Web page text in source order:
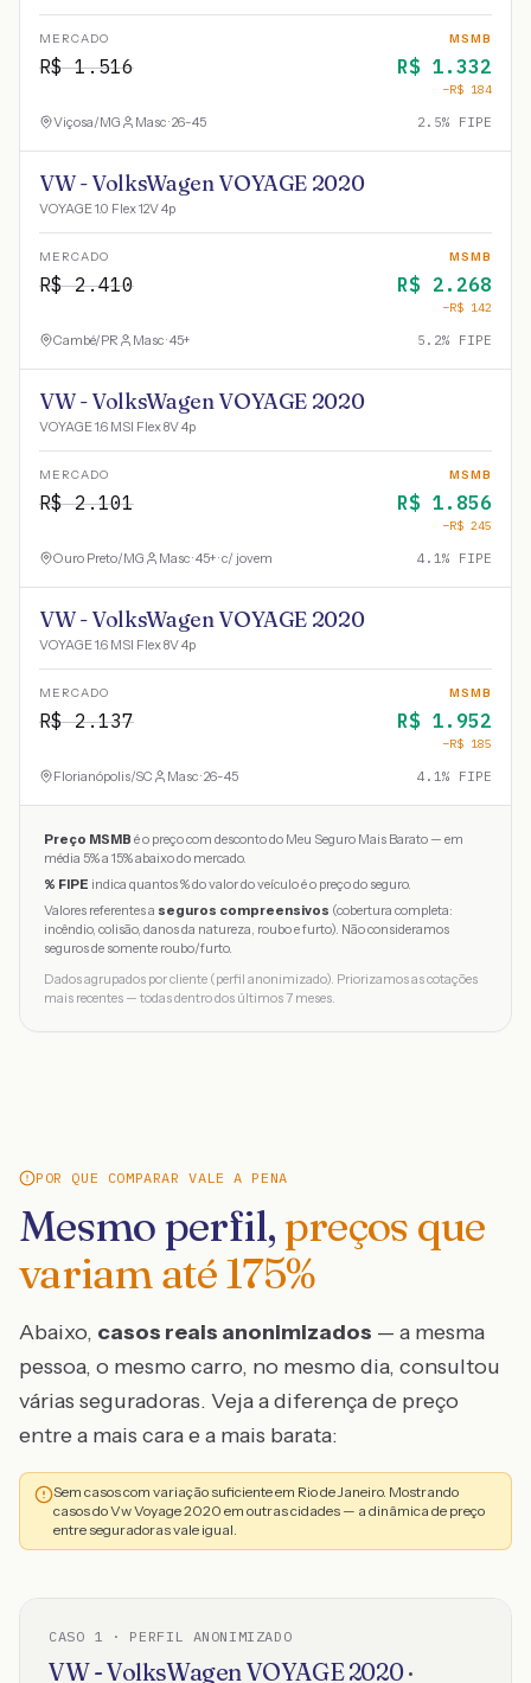
MERCADO
R$1.516
MSMB
R$ 1.332
−R$ 184
Viçosa/MG Masc · 26-45 2.5% FIPE
VW - VolksWagen VOYAGE 2020
VOYAGE 1.0 Flex 12V 4p
MERCADO
R$2.410
MSMB
R$ 2.268
−R$ 142
Cambé/PR Masc · 45+ 5.2% FIPE
VW - VolksWagen VOYAGE 2020
VOYAGE 1.6 MSI Flex 8V 4p
MERCADO
R$2.101
MSMB
R$ 1.856
−R$ 245
Ouro Preto/MG Masc · 45+ · c/ jovem 4.1% FIPE
VW - VolksWagen VOYAGE 2020
VOYAGE 1.6 MSI Flex 8V 4p
MERCADO
R$2.137
MSMB
R$ 1.952
−R$ 185
Florianópolis/SC Masc · 26-45 4.1% FIPE
Preço MSMB é o preço com desconto do Meu Seguro Mais Barato — em
média 5% a 15% abaixo do mercado.
% FIPE indica quantos % do valor do veículo é o preço do seguro.
Valores referentes a seguros compreensivos (cobertura completa:
incêndio, colisão, danos da natureza, roubo e furto). Não consideramos
seguros de somente roubo/furto.
Dados agrupados por cliente (perfil anonimizado). Priorizamos as cotações
mais recentes — todas dentro dos últimos 7 meses.
POR QUE COMPARAR VALE A PENA
Mesmo perfil, preços que
variam até175%
Abaixo, casos reais anonimizados — a mesma
pessoa, o mesmo carro, no mesmo dia, consultou
várias seguradoras. Veja a diferença de preço
entre a mais cara e a mais barata:
Sem casos com variação suficiente em Rio de Janeiro. Mostrando
casos do Vw Voyage 2020 em outras cidades — a dinâmica de preço
entre seguradoras vale igual.
CASO 1 · PERFIL ANONIMIZADO
VW - VolksWagenVOYAGE2020·